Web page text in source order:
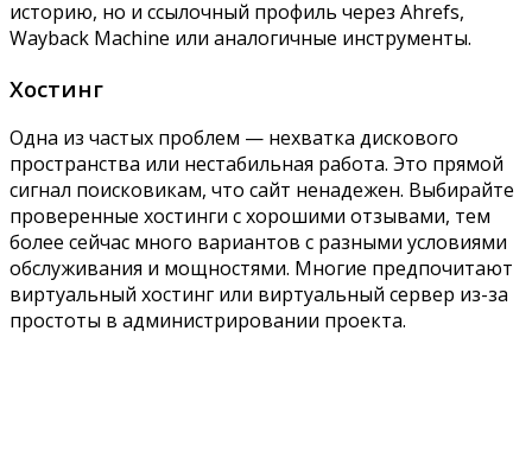
историю, но и ссылочный профиль через Ahrefs,
Wayback Machine или аналогичные инструменты.
Хостинг
Одна из частых проблем — нехватка дискового
пространства или нестабильная работа. Это прямой
сигнал поисковикам, что сайт ненадежен. Выбирайте
проверенные хостинги с хорошими отзывами, тем
более сейчас много вариантов с разными условиями
обслуживания и мощностями. Многие предпочитают
виртуальный хостинг или виртуальный сервер из-за
простоты в администрировании проекта.